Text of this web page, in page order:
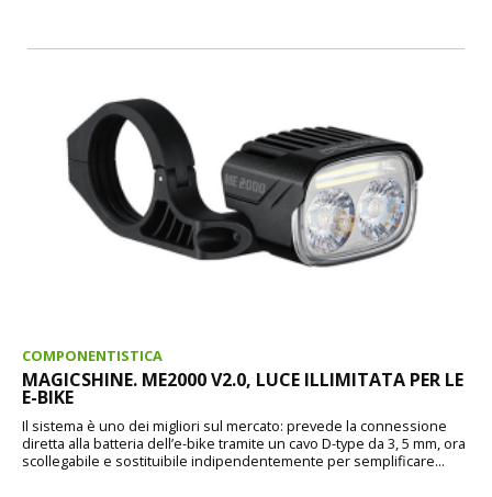
COMPONENTISTICA
MAGICSHINE. ME2000 V2.0, LUCE ILLIMITATA PER LE
E-BIKE
Il sistema è uno dei migliori sul mercato: prevede la connessione
diretta alla batteria dell’e-bike tramite un cavo D-type da 3, 5 mm, ora
scollegabile e sostituibile indipendentemente per semplificare...